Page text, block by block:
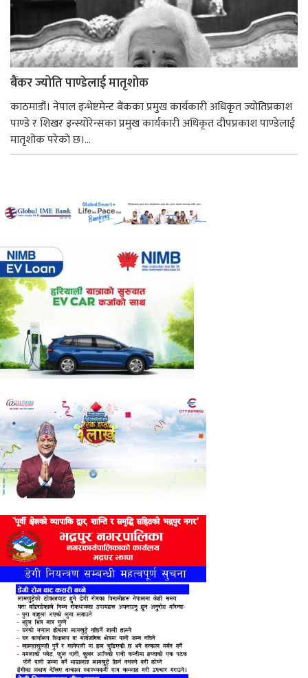
बैंकर ज्योति पाण्डेलाई मातृशोक
काठमाडौं। नेपाल इन्भेष्टमेन्ट बैंकका प्रमुख कार्यकारी अधिकृत ज्योतिप्रकाश
पाण्डे र शिखर इन्स्योरेन्सका प्रमुख कार्यकारी अधिकृत दीपप्रकाश पाण्डेलाई
मातृशोक परेको छ।...